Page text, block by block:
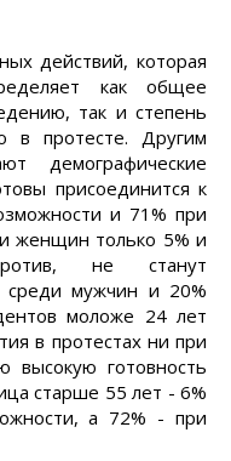
действий, которая
как общее
так и степень
в протесте. Другим
демографические
присоединится к
и 71% при
женщин только 5% и
не станут
среди мужчин и 20%
моложе 24 лет
в протестах ни при
высокую готовность
старше 55 лет - 6%
а 72% - при